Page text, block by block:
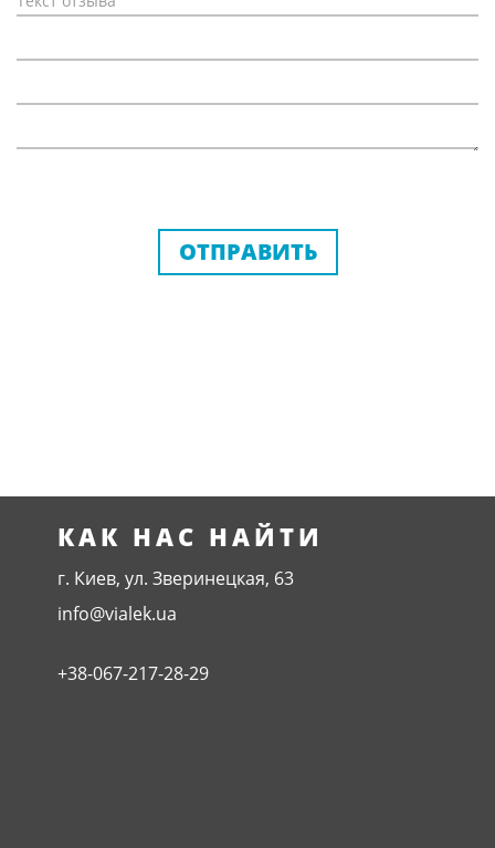
ОТПРАВИТЬ
КАК НАС НАЙТИ
г. Киев, ул. Зверинецкая, 63
info@vialek.ua
+38-067-217-28-29